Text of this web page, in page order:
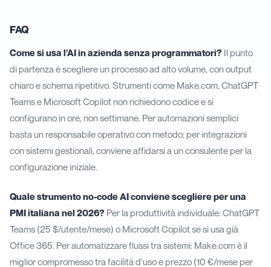
FAQ
Come si usa l'AI in azienda senza programmatori? Il punto
di partenza è scegliere un processo ad alto volume, con output
chiaro e schema ripetitivo. Strumenti come Make.com, ChatGPT
Teams e Microsoft Copilot non richiedono codice e si
configurano in ore, non settimane. Per automazioni semplici
basta un responsabile operativo con metodo; per integrazioni
con sistemi gestionali, conviene affidarsi a un consulente per la
configurazione iniziale.
Quale strumento no-code AI conviene scegliere per una
PMI italiana nel 2026? Per la produttività individuale: ChatGPT
Teams (25 $/utente/mese) o Microsoft Copilot se si usa già
Office 365. Per automatizzare flussi tra sistemi: Make.com è il
miglior compromesso tra facilità d'uso e prezzo (10 €/mese per